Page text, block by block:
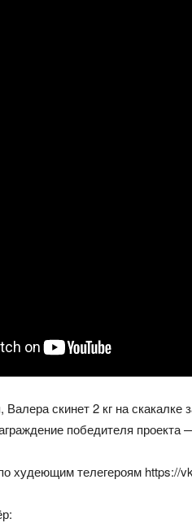
скинет 2 кг на скакалке
победителя
худеющим телегероям https://